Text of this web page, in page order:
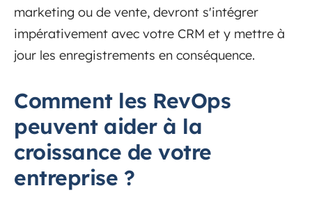
marketing ou de vente, devront s'intégrer
impérativement avec votre CRM et y mettre à
jour les enregistrements en conséquence.
Comment les RevOps
peuvent aider à la
croissance de votre
entreprise ?